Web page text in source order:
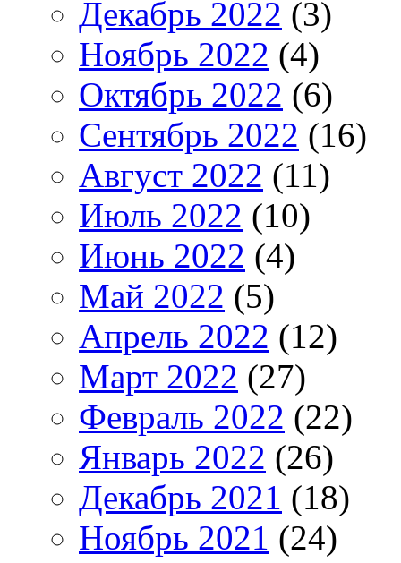
Декабрь 2022 (3)
Ноябрь 2022 (4)
Октябрь 2022 (6)
Сентябрь 2022 (16)
Август 2022 (11)
Июль 2022 (10)
Июнь 2022 (4)
Май 2022 (5)
Апрель 2022 (12)
Март 2022 (27)
Февраль 2022 (22)
Январь 2022 (26)
Декабрь 2021 (18)
Ноябрь 2021 (24)